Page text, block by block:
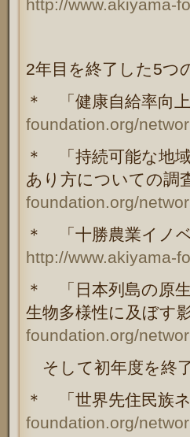
http://www.akiyama-
2年目を終了した5つ
＊ 「健康自給率向
foundation.org/
＊ 「持続可能な地
あり方についての調
foundation.org/
＊ 「十勝農業イノ
http://www.akiyama-
＊ 「日本列島の原
生物多様性に及ぼす
foundation.org/
そして初年度を終
＊ 「世界先住民族
foundation.org/